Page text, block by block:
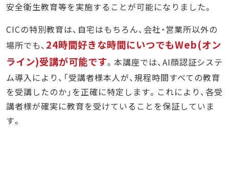
安全衛生教育等を実施することが可能になりました。
CICの特別教育は、自宅はもちろん、会社・営業所以外の
場所でも、 24時間好きな時間にいつでもWeb(オン
ライン)受講が可能です。本講座では、AI顔認証システ
ム導入により、「受講者様本人が、規程時間すべての教育
を受講したのか」を正確に特定します。これにより、各受
講者様が確実に教育を受けていることを保証していま
す。